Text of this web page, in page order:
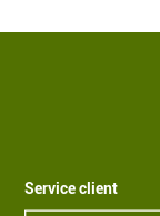
Service client